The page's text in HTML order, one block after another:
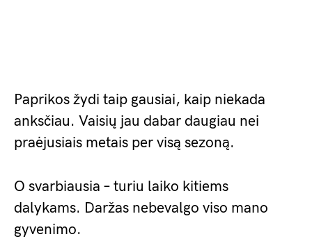
Paprikos žydi taip gausiai, kaip niekada
anksčiau. Vaisių jau dabar daugiau nei
praėjusiais metais per visą sezoną.
O svarbiausia – turiu laiko kitiems
dalykams. Daržas nebevalgo viso mano
gyvenimo.